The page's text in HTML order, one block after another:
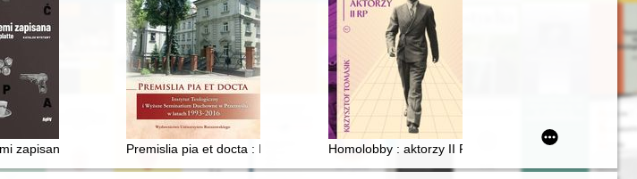
i etymologiczny
zapisana : archeologia Westerplatte : katalog wystawy
Premislia pia et docta : Instytut Teologiczny i Wyższe Seminarium Duchowne w
Homolobby : aktorzy II RP